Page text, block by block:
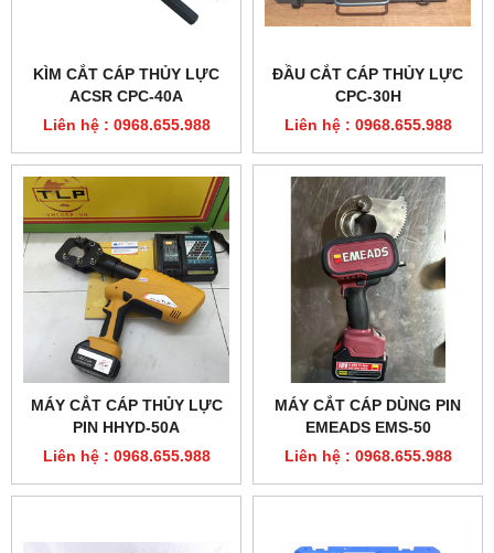
KÌM CẮT CÁP THỦY LỰC
ACSR CPC-40A
Liên hệ : 0968.655.988
ĐẦU CẮT CÁP THỦY LỰC
CPC-30H
Liên hệ : 0968.655.988
MÁY CẮT CÁP THỦY LỰC
PIN HHYD-50A
Liên hệ : 0968.655.988
MÁY CẮT CÁP DÙNG PIN
EMEADS EMS-50
Liên hệ : 0968.655.988